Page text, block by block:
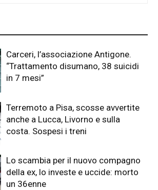
Carceri, l’associazione Antigone.
“Trattamento disumano, 38 suicidi
in 7 mesi”
Terremoto a Pisa, scosse avvertite
anche a Lucca, Livorno e sulla
costa. Sospesi i treni
Lo scambia per il nuovo compagno
della ex, lo investe e uccide: morto
un 36enne